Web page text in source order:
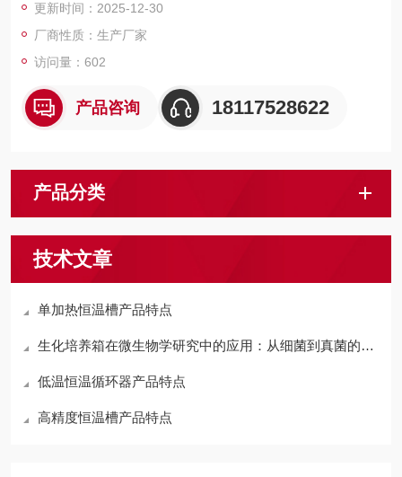
温度；转速范围：50-2500转/分；
更新时间：2025-12-30
厂商性质：生产厂家
访问量：602
产品咨询 18117528622
产品分类
技术文章
单加热恒温槽产品特点
生化培养箱在微生物学研究中的应用：从细菌到真菌的培养
低温恒温循环器产品特点
高精度恒温槽产品特点